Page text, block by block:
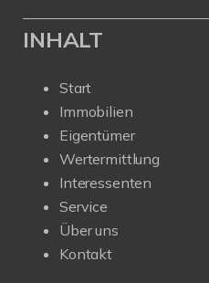
INHALT
Start
Immobilien
Eigentümer
Wertermittlung
Interessenten
Service
Über uns
Kontakt